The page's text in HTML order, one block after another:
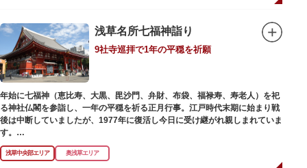
浅草名所七福神詣り
9社寺巡拝で1年の平穏を祈願
年始に七福神（恵比寿、大黒、毘沙門、弁財、布袋、福禄寿、寿老人）を祀
る神社仏閣を参詣し、一年の平穏を祈る正月行事。江戸時代末期に始まり戦
後は中断していましたが、1977年に復活し今日に受け継がれ親しまれていま
す。
浅草名所七福神の特徴は福禄寿、寿老人が2社ずつあり、巡る社寺が9ヶ所あ
浅草中央部エリア 奥浅草エリア